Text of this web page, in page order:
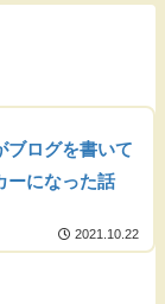
ブログを書いて
ーになった話
2021.10.22